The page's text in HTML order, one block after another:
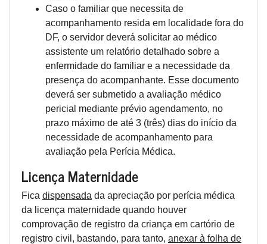
Caso o familiar que necessita de
acompanhamento resida em localidade fora do
DF, o servidor deverá solicitar ao médico
assistente um relatório detalhado sobre a
enfermidade do familiar e a necessidade da
presença do acompanhante. Esse documento
deverá ser submetido a avaliação médico
pericial mediante prévio agendamento, no
prazo máximo de até 3 (três) dias do início da
necessidade de acompanhamento para
avaliação pela Perícia Médica.
Licença Maternidade
Fica dispensada da apreciação por perícia médica
da licença maternidade quando houver
comprovação de registro da criança em cartório de
registro civil, bastando, para tanto, anexar à folha de